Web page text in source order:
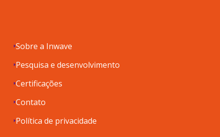
Sobre a Inwave
Pesquisa e desenvolvimento
Certificações
Contato
Política de privacidade